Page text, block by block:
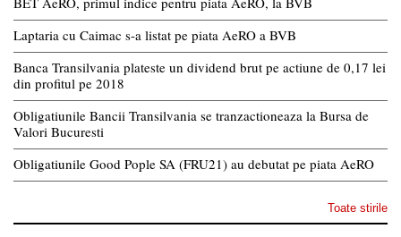
Laptaria cu Caimac s-a listat pe piata AeRO a BVB
Banca Transilvania plateste un dividend brut pe actiune de 0,17 lei
din profitul pe 2018
Obligatiunile Bancii Transilvania se tranzactioneaza la Bursa de
Valori Bucuresti
Obligatiunile Good Pople SA (FRU21) au debutat pe piata AeRO
Toate stirile